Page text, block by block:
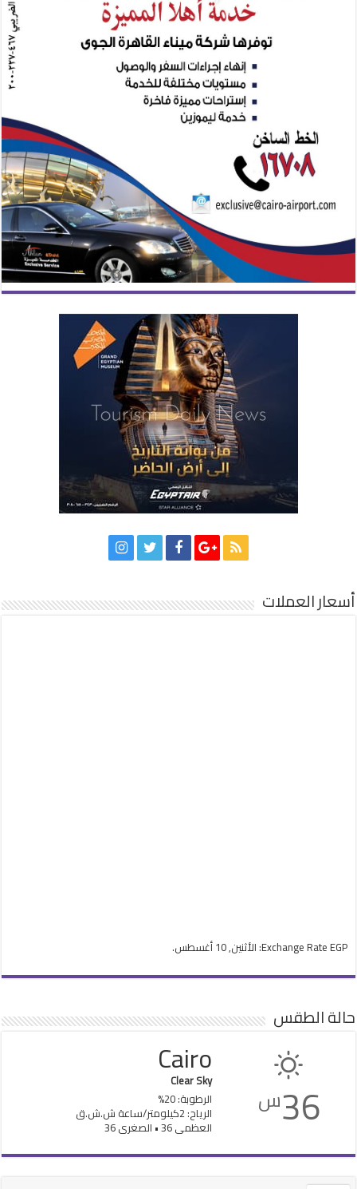
أسعار العملات
Exchange Rate EGP : الأثنين, 10 أغسطس.
حالة الطقس
36س
Cairo
Clear Sky
الرطوبة: 20%
الرياح: 2كيلومتر/ساعة ش.ش.ق‎
العظمى 36 • الصغرى 36